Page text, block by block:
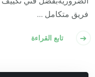
فريق متكامل …
تابع القراءة